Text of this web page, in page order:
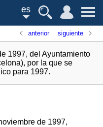
es
anterior siguiente
1997, del Ayuntamiento
por la que se
para 1997.
de 1997,